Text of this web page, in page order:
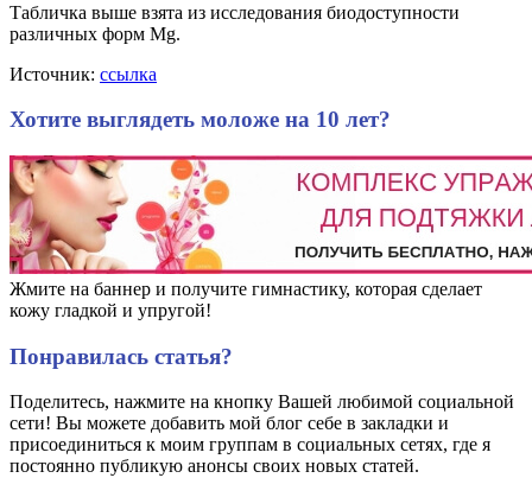
Табличка выше взята из исследования биодоступности
различных форм Mg.
Источник: ссылка
Хотите выглядеть моложе на 10 лет?
Жмите на баннер и получите гимнастику, которая сделает
кожу гладкой и упругой!
Понравилась статья?
Поделитесь, нажмите на кнопку Вашей любимой социальной
сети! Вы можете добавить мой блог себе в закладки и
присоединиться к моим группам в социальных сетях, где я
постоянно публикую анонсы своих новых статей.